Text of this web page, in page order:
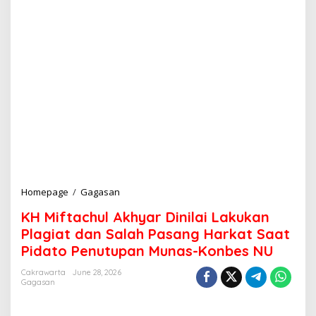
Homepage / Gagasan
M
i
f
t
a
KH Miftachul Akhyar Dinilai Lakukan
Plagiat dan Salah Pasang Harkat Saat
Pidato Penutupan Munas-Konbes NU
Cakrawarta
June 28, 2026
Gagasan